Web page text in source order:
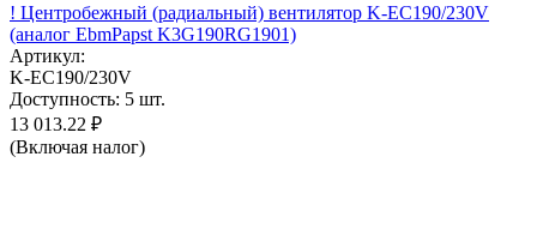
! Центробежный (радиальный) вентилятор K-EC190/230V
(аналог EbmPapst K3G190RG1901)
Артикул:
K-EC190/230V
Доступность: 5 шт.
13 013.22 ₽
(Включая налог)